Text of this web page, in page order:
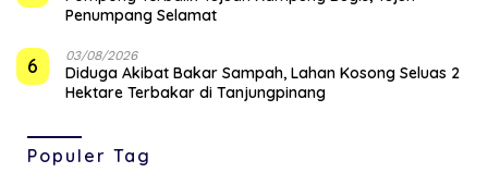
Penumpang Selamat
6 03/08/2026
Diduga Akibat Bakar Sampah, Lahan Kosong Seluas 2
Hektare Terbakar di Tanjungpinang
Populer Tag